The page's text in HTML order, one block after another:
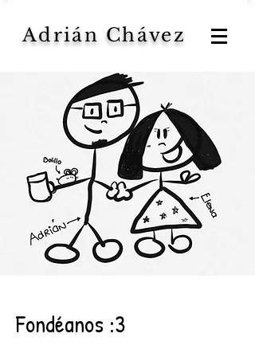
Adrián Chávez
Fondéanos :3